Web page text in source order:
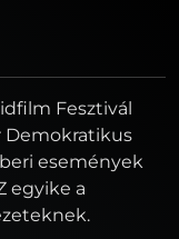
Fesztivál
Demokratikus
események
egyike a